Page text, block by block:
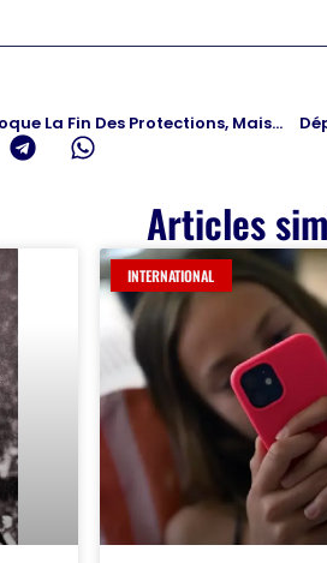
TPS Haïtien : Un Juge Fédéral Bloque La Fin Des Protections, Mais Le Statut Reste Temporaire
Articles
INTERNATIONAL